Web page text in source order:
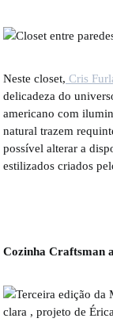
Neste closet, Cris
delicadeza do
americano com
natural trazem
possível alterar a
estilizados criados
Cozinha Craftsman